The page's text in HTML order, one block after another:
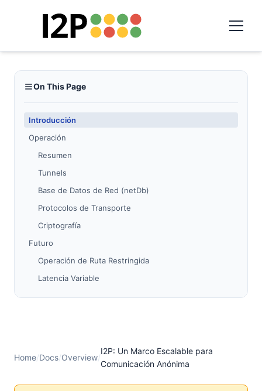
On This Page
Introducción
Operación
Resumen
Tunnels
Base de Datos de Red (netDb)
Protocolos de Transporte
Criptografía
Futuro
Operación de Ruta Restringida
Latencia Variable
Apéndice A: Capa de Aplicación
Biblioteca de Streaming
Biblioteca de Nombres y Libreta de Direcciones
Home/Docs/Overview/
I2P: Un Marco Escalable para
Comunicación Anónima